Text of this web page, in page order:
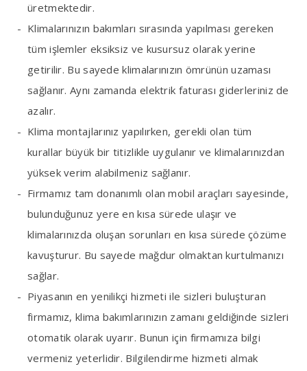
üretmektedir.
Klimalarınızın bakımları sırasında yapılması gereken
tüm işlemler eksiksiz ve kusursuz olarak yerine
getirilir. Bu sayede klimalarınızın ömrünün uzaması
sağlanır. Aynı zamanda elektrik faturası giderleriniz de
azalır.
Klima montajlarınız yapılırken, gerekli olan tüm
kurallar büyük bir titizlikle uygulanır ve klimalarınızdan
yüksek verim alabilmeniz sağlanır.
Firmamız tam donanımlı olan mobil araçları sayesinde,
bulunduğunuz yere en kısa sürede ulaşır ve
klimalarınızda oluşan sorunları en kısa sürede çözüme
kavuşturur. Bu sayede mağdur olmaktan kurtulmanızı
sağlar.
Piyasanın en yenilikçi hizmeti ile sizleri buluşturan
firmamız, klima bakımlarınızın zamanı geldiğinde sizleri
otomatik olarak uyarır. Bunun için firmamıza bilgi
vermeniz yeterlidir. Bilgilendirme hizmeti almak